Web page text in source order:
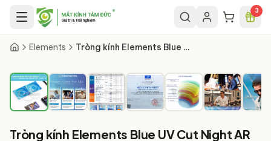
Chuyển đến nội dung chính 3
Elements Tròng kính Elements Blue UV Cut Night AR
Tròng kính Elements Blue UV Cut Night AR